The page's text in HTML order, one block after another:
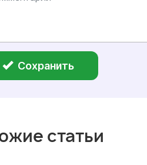
Сохранить
статьи